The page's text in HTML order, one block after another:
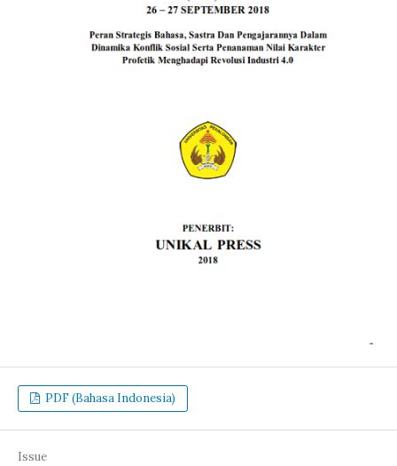
PDF (Bahasa Indonesia)
Issue